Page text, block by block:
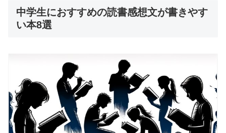
中学生におすすめの読書感想文が書きやす
い本8選